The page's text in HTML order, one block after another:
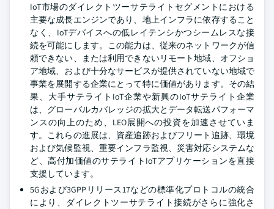
IoT市場のダイレクトツーサテライトセグメントにおける
主要な成長エンジンであり、地上インフラに依存すること
なく、IoTデバイスへの低レイテンシかつシームレスな接
続を可能にします。この能力は、従来のネットワークが信
頼できない、または利用できないリモート地域、オフショ
ア地域、および十分なサービスが提供されていない地域で
事業を展開する企業にとって特に価値があります。その結
果、大手サテライトIoT企業や新興のIoTサテライト企業
は、グローバルカバレッジの拡大とデータ転送パフォーマ
ンスの向上のため、LEO展開への投資を加速させていま
す。これらの進展は、資産追跡およびフリート追跡、環境
および気候監視、重要インフラ監視、災害対応システムな
ど、高付加価値のサテライトIoTアプリケーションを直接
支援しています。
5Gおよび3GPPリリース17などの標準化プロトコルの統合
により、ダイレクトツーサテライト接続がさらに強化さ